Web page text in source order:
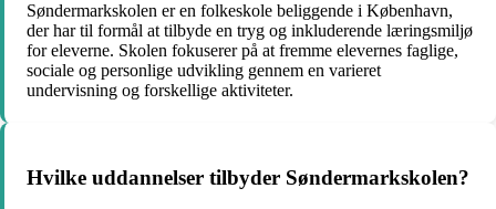
Søndermarkskolen er en folkeskole beliggende i København,
der har til formål at tilbyde en tryg og inkluderende læringsmiljø
for eleverne. Skolen fokuserer på at fremme elevernes faglige,
sociale og personlige udvikling gennem en varieret
undervisning og forskellige aktiviteter.
Hvilke uddannelser tilbyder Søndermarkskolen?